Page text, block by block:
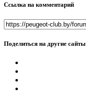
Ссылка на комментарий
Поделиться на другие сайты